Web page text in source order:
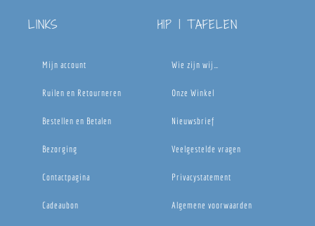
LINKS
Mijn account
Ruilen en Retourneren
Bestellen en Betalen
Bezorging
Contactpagina
Cadeaubon
HIP | TAFELEN
Wie zijn wij…
Onze Winkel
Nieuwsbrief
Veelgestelde vragen
Privacystatement
Algemene voorwaarden